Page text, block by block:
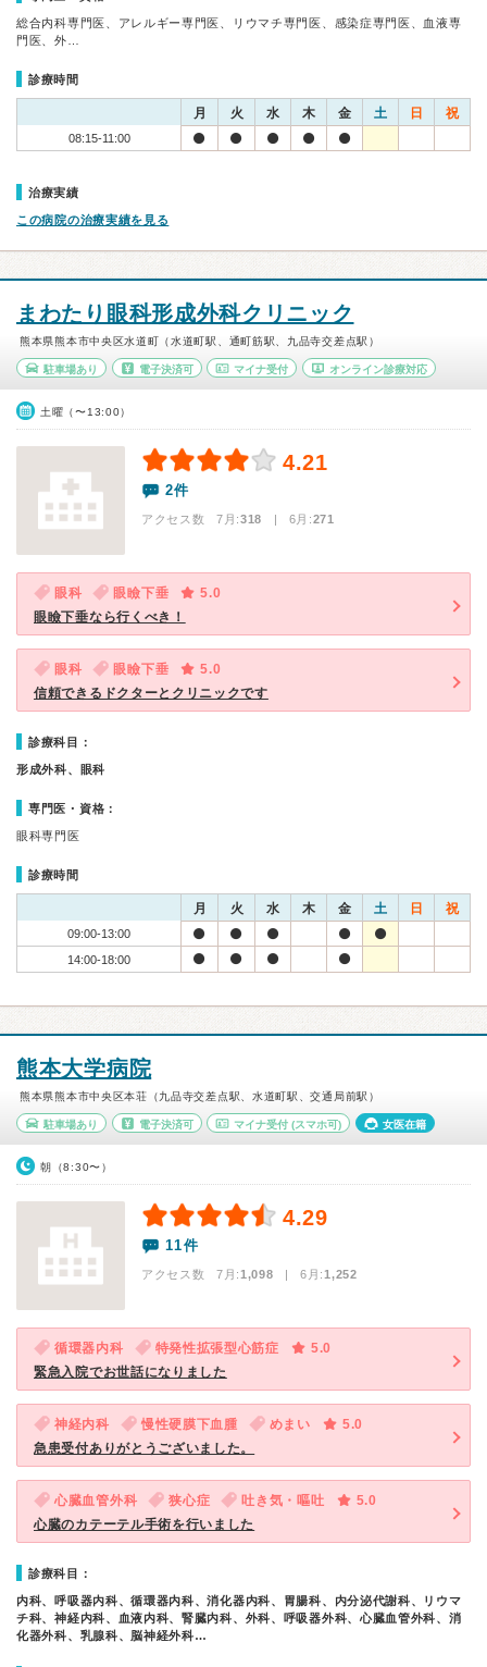
総合内科専門医、アレルギー専門医、リウマチ専門医、感染症専門医、血液専
門医、外…
診療時間
月 火 水 木 金 土 日 祝
08:15-11:00
治療実績
この病院の治療実績を見る
まわたり眼科形成外科クリニック
熊本県熊本市中央区水道町（水道町駅、通町筋駅、九品寺交差点駅）
駐車場あり 電子決済可 マイナ受付 オンライン診療対応
土曜（〜13:00）
4.21
2件
アクセス数 7月:318 | 6月:271
眼科 眼瞼下垂
5.0
眼瞼下垂なら行くべき！
眼科 眼瞼下垂
5.0
信頼できるドクターとクリニックです
診療科目：
形成外科、眼科
専門医・資格：
眼科専門医
診療時間
月 火 水 木 金 土 日 祝
09:00-13:00
14:00-18:00
熊本大学病院
熊本県熊本市中央区本荘（九品寺交差点駅、水道町駅、交通局前駅）
駐車場あり 電子決済可 マイナ受付 (スマホ可) 女医在籍
朝（8:30〜）
4.29
11件
アクセス数 7月:1,098 | 6月:1,252
循環器内科 特発性拡張型心筋症
5.0
緊急入院でお世話になりました
神経内科 慢性硬膜下血腫 めまい
5.0
急患受付ありがとうございました。
心臓血管外科 狭心症 吐き気・嘔吐
5.0
心臓のカテーテル手術を行いました
診療科目：
内科、呼吸器内科、循環器内科、消化器内科、胃腸科、内分泌代謝科、リウマ
チ科、神経内科、血液内科、腎臓内科、外科、呼吸器外科、心臓血管外科、消
化器外科、乳腺科、脳神経外科…